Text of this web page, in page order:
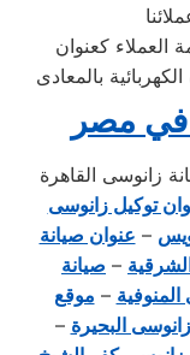
العملاء كعنوان
بالمعادى
في مصر
زانوسى القاهرة
توكيل زانوسى
– عنوان صيانة
– صيانة
– موقع
البحيرة –